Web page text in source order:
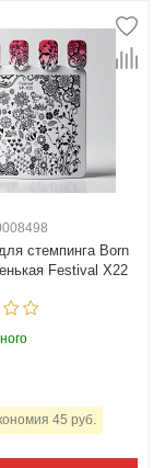
стемпинга Born
Festival X22
45 руб.